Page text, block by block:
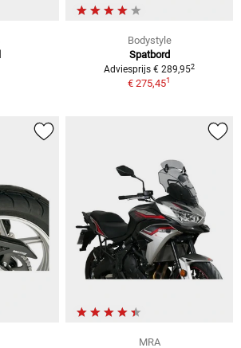
Bodystyle
Spatbord
Adviesprijs € 289,952
€ 275,451
MRA